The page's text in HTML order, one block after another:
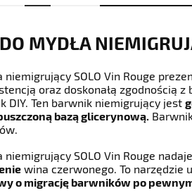
MYDŁA
niemigrujący SOLO Vin Rouge
oraz doskonałą zgodnością
DIY. Ten barwnik niemigrujący jest
bazą glicerynową.
niemigrujący SOLO Vin Rouge
wina czerwonego. To
o migrację barwników po